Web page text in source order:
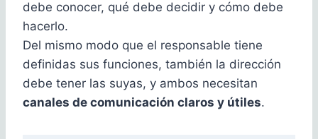
debe conocer, qué debe decidir y cómo debe
hacerlo.
Del mismo modo que el responsable tiene
definidas sus funciones, también la dirección
debe tener las suyas, y ambos necesitan
canales de comunicación claros y útiles.